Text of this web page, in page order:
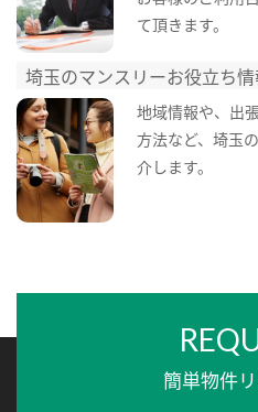
て頂きます。
埼玉のマンスリーお役立ち
地域情報や、出
方法など、埼玉
介します。
簡単物件